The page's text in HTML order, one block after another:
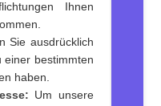
Ihnen
Sie ausdrücklich
einer bestimmten
haben.
Um unsere